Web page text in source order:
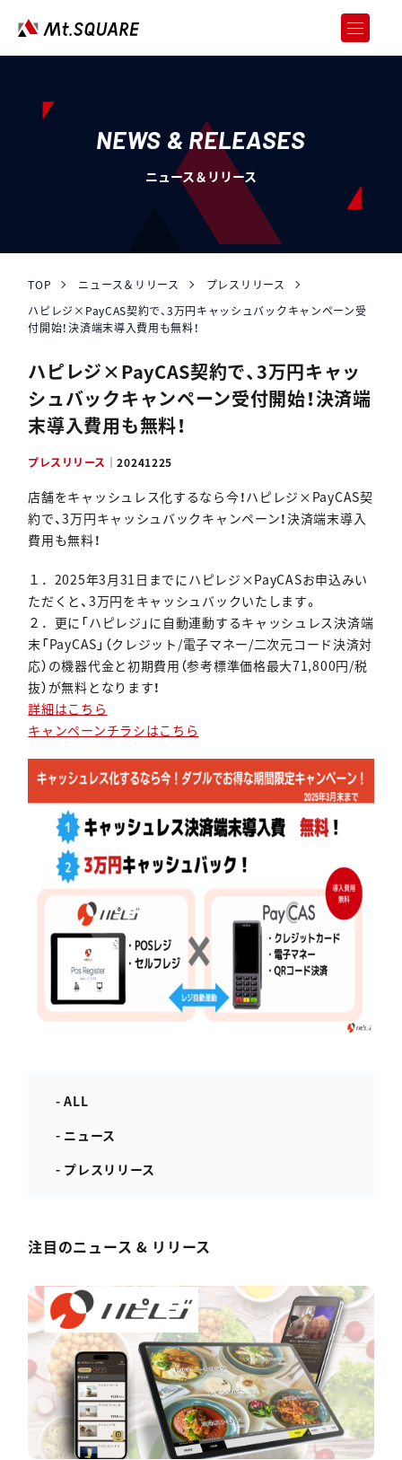
NEWS & RELEASES
ニュース＆リリース
TOP ニュース＆リリース
プレスリリース
ハピレジ×PayCAS契約で、3万円キャッシュバックキャンペーン受
付開始！決済端末導入費用も無料！
ハピレジ×PayCAS契約で、3万円キャッ
シュバックキャンペーン受付開始！決済端
末導入費用も無料！
プレスリリース ｜20241225
店舗をキャッシュレス化するなら今！ハピレジ×PayCAS契
約で、3万円キャッシュバックキャンペーン！決済端末導入
費用も無料！
１．2025年3月31日までにハピレジ×PayCASお申込みい
ただくと、3万円をキャッシュバックいたします。
２．更に「ハピレジ」に自動連動するキャッシュレス決済端
末「PayCAS」（クレジット/電子マネー/二次元コード決済対
応）の機器代金と初期費用（参考標準価格最大71,800円/税
抜）が無料となります！
詳細はこちら
キャンペーンチラシはこちら
- ALL
- ニュース
- プレスリリース
注目のニュース & リリース
SERVICES
サービス
CASE STUDY
採用情報
NEWS & RELEASES
ニュース＆リリース
お問い合わせ
資料ダウンロード